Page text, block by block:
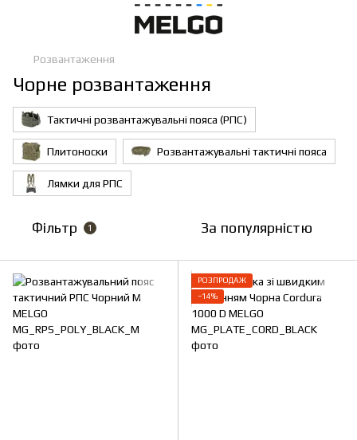
Розвантаження
Чорне розвантаження
Тактичні розвантажувальні пояса (РПС)
Плитоноски Розвантажувальні тактичні пояса
Лямки для РПС
Фільтр 1 За популярністю
РОЗПРОДАЖ
−14%